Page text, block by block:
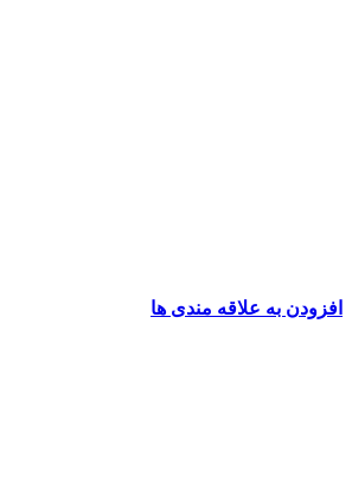
افزودن به علاقه مندی ها